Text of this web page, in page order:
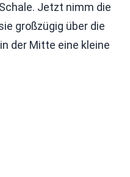
Jetzt nimm die
großzügig über die
der Mitte eine kleine